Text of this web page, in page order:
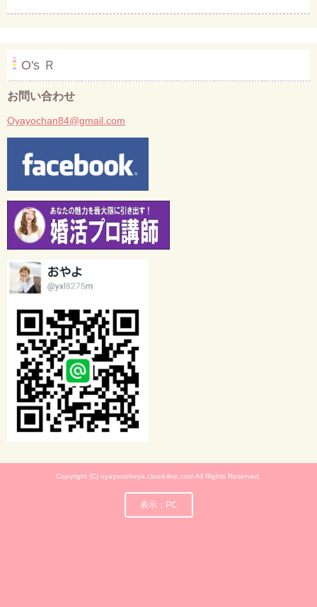
O's Ｒ
お問い合わせ
Oyayochan84@gmail.com
Copyright (C) oyayonoheya.cloud-line.com All Rights Reserved.
表示：PC